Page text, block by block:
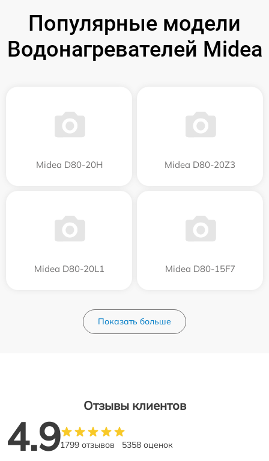
Популярные модели
Водонагревателей Midea
Midea D80-20Н Midea D80-20Z3
Midea D80-20L1 Midea D80-15F7
Показать больше
Отзывы клиентов
4.91799 отзывов 5358 оценок